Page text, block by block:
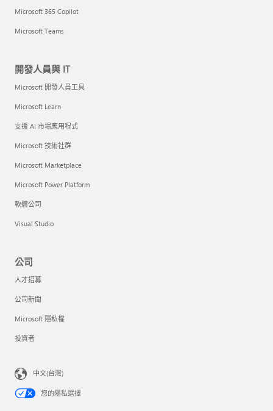
Microsoft 365 Copilot
Microsoft Teams
開發人員與 IT
Microsoft 開發人員工具
Microsoft Learn
支援 AI 市場應用程式
Microsoft 技術社群
Microsoft Marketplace
Microsoft Power Platform
軟體公司
Visual Studio
公司
人才招募
公司新聞
Microsoft 隱私權
投資者
中文(台灣)
您的隱私選擇